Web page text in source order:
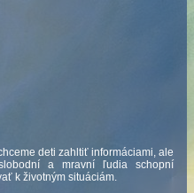
deti zahltiť informáciami, ale
a mravní ľudia schopní
k životným situáciám.